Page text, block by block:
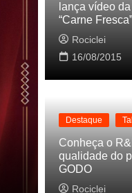
Destaque
Cynthia
Baleiro
lança vídeo
“Carne Fresca”
Rociclei
16/08/2015
Destaque
Conheça o
qualidade do
GODO
Rociclei